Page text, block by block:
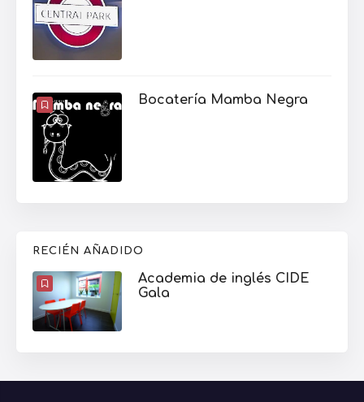
Bocatería Mamba Negra
RECIÉN AÑADIDO
Academia de inglés CIDE
Gala